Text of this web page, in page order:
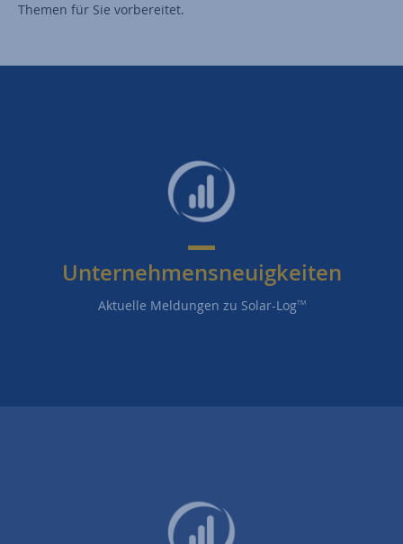
Themen für Sie vorbereitet.
Unternehmensneuigkeiten
Aktuelle Meldungen zu Solar-LogTM